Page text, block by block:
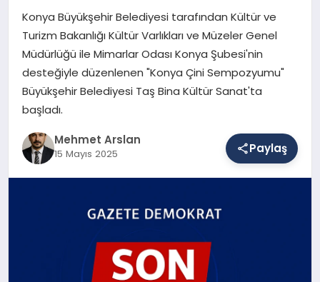
SAĞLIK
EĞITIM
Konya Büyükşehir Belediyesi tarafından Kültür ve
Turizm Bakanlığı Kültür Varlıkları ve Müzeler Genel
Müdürlüğü ile Mimarlar Odası Konya Şubesi'nin
desteğiyle düzenlenen "Konya Çini Sempozyumu"
Büyükşehir Belediyesi Taş Bina Kültür Sanat'ta
başladı.
Mehmet Arslan
15 Mayıs 2025 Paylaş